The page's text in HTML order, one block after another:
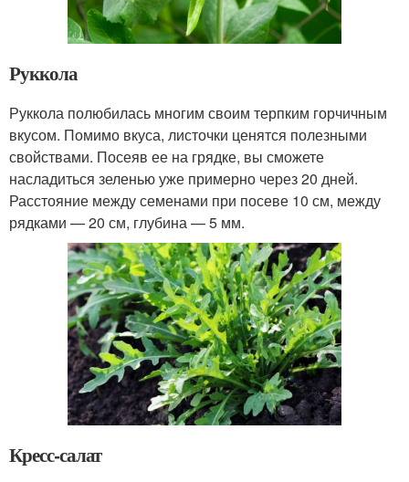
Руккола
Руккола полюбилась многим своим терпким горчичным
вкусом. Помимо вкуса, листочки ценятся полезными
свойствами. Посеяв ее на грядке, вы сможете
насладиться зеленью уже примерно через 20 дней.
Расстояние между семенами при посеве 10 см, между
рядками — 20 см, глубина — 5 мм.
Кресс-салат